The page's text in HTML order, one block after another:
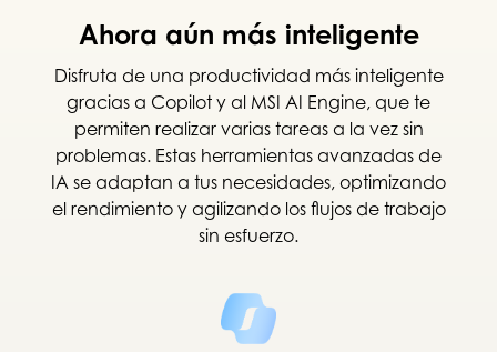
Ahora aún más inteligente
Disfruta de una productividad más inteligente
gracias a Copilot y al MSI AI Engine, que te
permiten realizar varias tareas a la vez sin
problemas. Estas herramientas avanzadas de
IA se adaptan a tus necesidades, optimizando
el rendimiento y agilizando los flujos de trabajo
sin esfuerzo.